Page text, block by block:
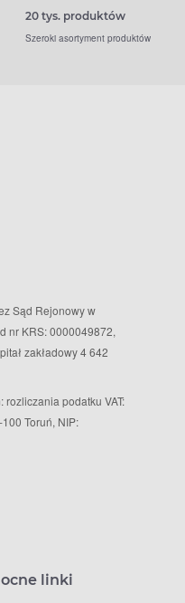
20 tys. produktów
Szeroki asortyment produktów
Sąd Rejonowy w
nr KRS: 0000049872,
zakładowy 4 642
podatku VAT:
Toruń, NIP:
linki